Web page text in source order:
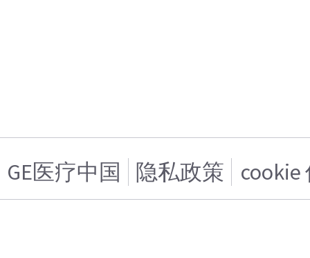
GE医疗中国 隐私政策 cookie